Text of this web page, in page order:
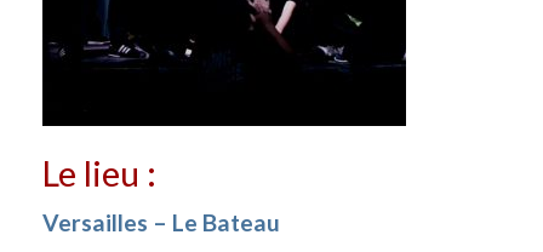
Le lieu :
Versailles – Le Bateau